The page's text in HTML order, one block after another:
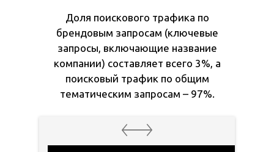
Доля поискового трафика по
брендовым запросам (ключевые
запросы, включающие название
компании) составляет всего 3%, а
поисковый трафик по общим
тематическим запросам – 97%.